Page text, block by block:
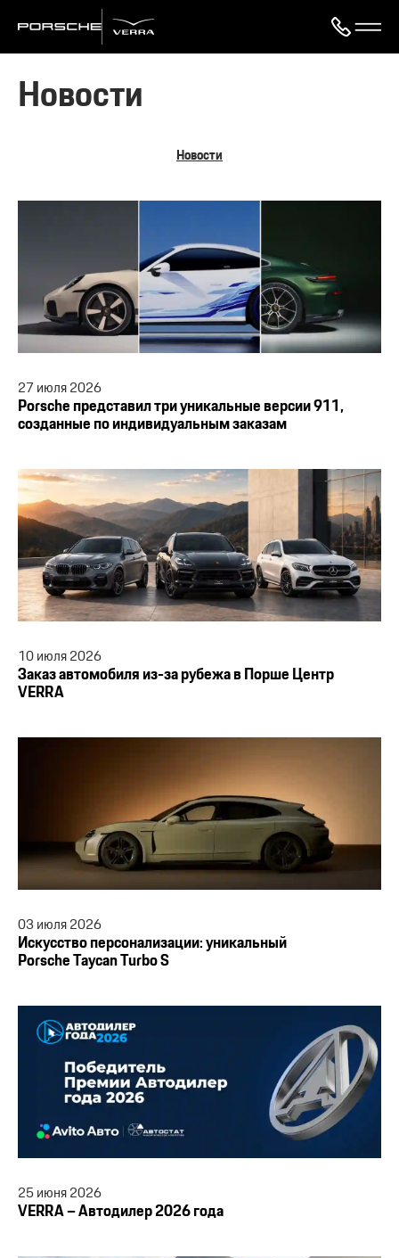
Новости
Новости
27 июля2026
Porsche представил три уникальные версии 911,
созданные по индивидуальным заказам
10июля2026
Заказ автомобиля из-за рубежа в Порше Центр
VERRA
03 июля2026
Искусство персонализации: уникальный
Porsche Taycan Turbo S
25июня2026
VERRA – Автодилер 2026 года